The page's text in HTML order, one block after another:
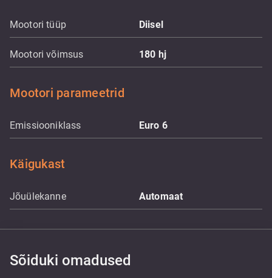
Mootori tüüp Diisel
Mootori võimsus 180 hj
Mootori parameetrid
Emissiooniklass Euro 6
Käigukast
Jõuülekanne Automaat
Sõiduki omadused